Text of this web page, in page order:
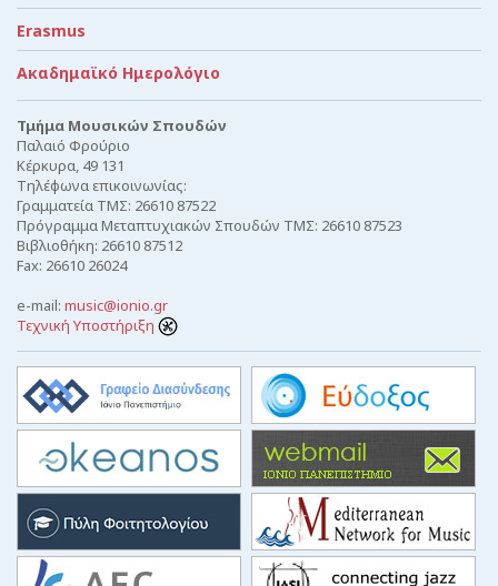
Erasmus
Ακαδημαϊκό Ημερολόγιο
Τμήμα Μουσικών Σπουδών
Παλαιό Φρούριο
Κέρκυρα, 49 131
Τηλέφωνα επικοινωνίας:
Γραμματεία ΤΜΣ: 26610 87522
Πρόγραμμα Μεταπτυχιακών Σπουδών ΤΜΣ: 26610 87523
Βιβλιοθήκη: 26610 87512
Fax: 26610 26024
e-mail: music@ionio.gr
Τεχνική Υποστήριξη